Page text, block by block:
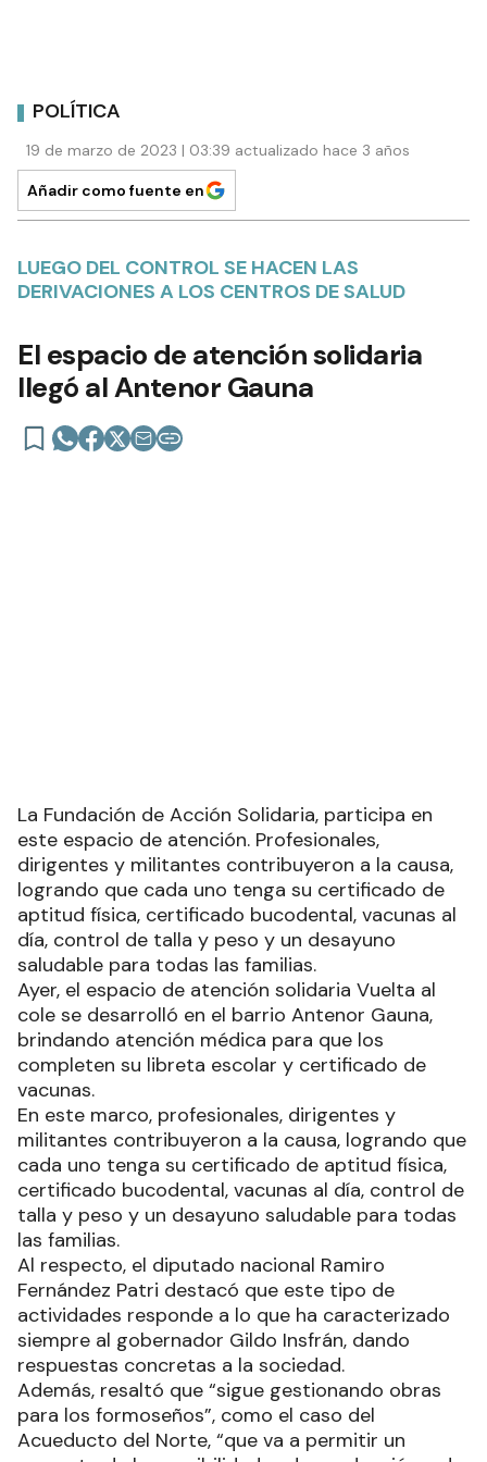
POLÍTICA
19 de marzo de 2023 | 03:39 actualizado hace 3 años
DERIVACIONES A LOS CENTROS DE SALUD
El espacio de atención solidaria
llegó al Antenor Gauna
La Fundación de Acción Solidaria, participa en
este espacio de atención. Profesionales,
dirigentes y militantes contribuyeron a la causa,
logrando que cada uno tenga su certificado de
aptitud física, certificado bucodental, vacunas al
día, control de talla y peso y un desayuno
saludable para todas las familias.
Ayer, el espacio de atención solidaria Vuelta al
cole se desarrolló en el barrio Antenor Gauna,
brindando atención médica para que los
completen su libreta escolar y certificado de
vacunas.
En este marco, profesionales, dirigentes y
militantes contribuyeron a la causa, logrando que
cada uno tenga su certificado de aptitud física,
certificado bucodental, vacunas al día, control de
talla y peso y un desayuno saludable para todas
las familias.
Al respecto, el diputado nacional Ramiro
Fernández Patri destacó que este tipo de
actividades responde a lo que ha caracterizado
siempre al gobernador Gildo Insfrán, dando